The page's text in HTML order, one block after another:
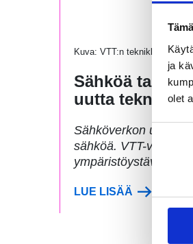
ja
olet
valinta
Kuva: VTT:n teknikko Mikko
Sähköä
uutta
Sähköverkon
sähköä. VTT-
LUE LISÄÄ